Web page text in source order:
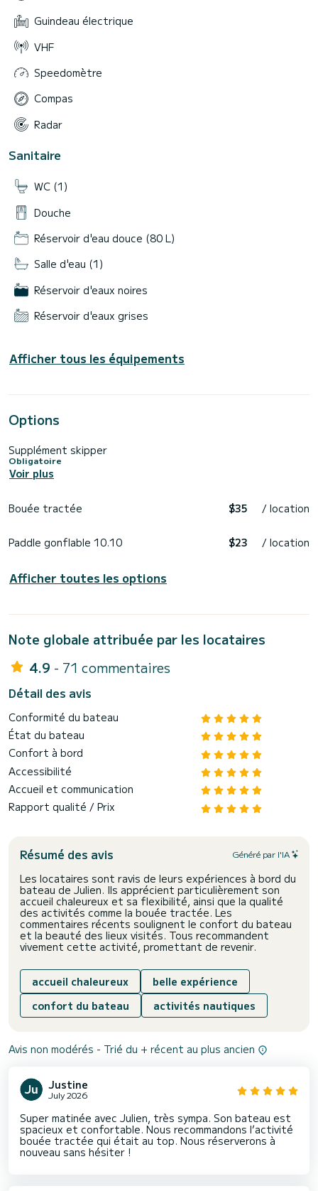
Guindeau électrique
VHF
Speedomètre
Compas
Radar
Sanitaire
WC (1)
Douche
Réservoir d'eau douce (80 L)
Salle d'eau (1)
Réservoir d'eaux noires
Réservoir d'eaux grises
Afficher tous les équipements
Options
Supplément skipper
Obligatoire
Voir plus
Bouée tractée $35 / location
Paddle gonflable 10.10 $23 / location
Afficher toutes les options
Note globale attribuée par les locataires
4.9 - 71 commentaires
Détail des avis
Conformité du bateau
État du bateau
Confort à bord
Accessibilité
Accueil et communication
Rapport qualité / Prix
Résumé des avis Généré par l'IA
Les locataires sont ravis de leurs expériences à bord du
bateau de Julien. Ils apprécient particulièrement son
accueil chaleureux et sa flexibilité, ainsi que la qualité
des activités comme la bouée tractée. Les
commentaires récents soulignent le confort du bateau
et la beauté des lieux visités. Tous recommandent
vivement cette activité, promettant de revenir.
accueil chaleureux
belle expérience
confort du bateau
activités nautiques
Avis non modérés - Trié du + récent au plus ancien
Justine
July 2026
Super matinée avec Julien, très sympa. Son bateau est
spacieux et confortable. Nous recommandons l’activité
bouée tractée qui était au top. Nous réserverons à
nouveau sans hésiter !